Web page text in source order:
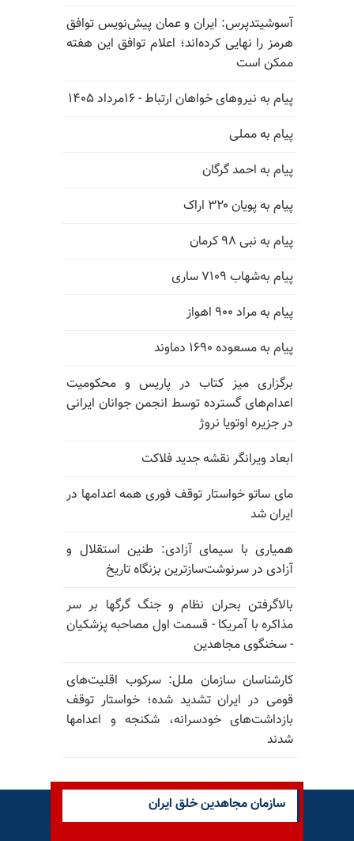
آسوشیتدپرس: ایران و عمان پیش‌نویس توافق
هرمز را نهایی کرده‌اند؛ اعلام توافق این هفته
ممکن است
پیام به نیروهای خواهان ارتباط - ۱۶مرداد ۱۴۰۵
پیام به مملی
پیام به احمد گرگان
پیام به پویان ۳۲۰ اراک
پیام به نبی ۹۸ کرمان
پیام به‌شهاب ۷۱۰۹ ساری
پیام به مراد ۹۰۰ اهواز
پیام به مسعوده ۱۶۹۰ دماوند
برگزاری میز کتاب در پاریس و محکومیت
اعدام‌های گسترده توسط انجمن جوانان ایرانی
در جزیره اوتویا نروژ
ابعاد ویرانگر نقشه جدید فلاکت
مای ساتو خواستار توقف فوری همه اعدامها در
ایران شد
همیاری با سیمای آزادی: طنین استقلال و
آزادی در سرنوشت‌سازترین بزنگاه تاریخ
بالا‌گرفتن بحران نظام و جنگ گرگها بر سر
مذاکره با آمریکا - قسمت اول مصاحبه پزشکیان
- سخنگوی مجاهدین
کارشناسان سازمان ملل: سرکوب اقلیت‌های
قومی در ایران تشدید شده؛ خواستار توقف
بازداشت‌های خودسرانه، شکنجه و اعدامها
شدند
سازمان مجاهدین خلق ایران